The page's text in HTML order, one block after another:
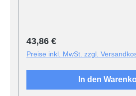
Regulärer Preis:
43,86 €
Preise inkl. MwSt. zzgl.
In den